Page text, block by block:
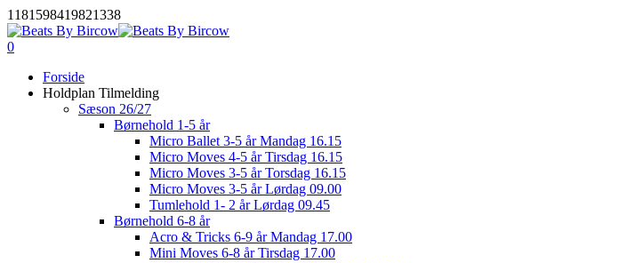
1181598419821338Skip
to
0
Forside
Holdplan Tilmelding
Sæson 26/27
Børnehold 1-5 år
Micro Ballet 3-5 år Mandag 16.15
Micro Moves 4-5 år Tirsdag 16.15
Micro Moves 3-5 år Torsdag 16.15
Micro Moves 3-5 år Lørdag 09.00
Tumlehold 1- 2 år Lørdag 09.45
Børnehold 6-8 år
Acro & Tricks 6-9 år Mandag 17.00
Mini Moves 6-8 år Tirsdag 17.00